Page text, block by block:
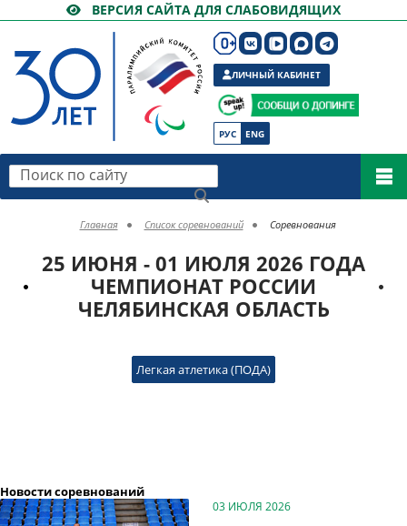
ВЕРСИЯ САЙТА ДЛЯ СЛАБОВИДЯЩИХ
РУС ENG
ЛИЧНЫЙ КАБИНЕТ
Поиск по сайту
Главная Список соревнований Соревнования
25 ИЮНЯ - 01 ИЮЛЯ 2026 ГОДА
ЧЕМПИОНАТ РОССИИ
ЧЕЛЯБИНСКАЯ ОБЛАСТЬ
Легкая атлетика (ПОДА)
Новости соревнований
03 ИЮЛЯ 2026